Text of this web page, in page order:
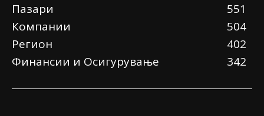
Пазари
551
Компании
504
Регион
402
Финансии и Осигурување
342